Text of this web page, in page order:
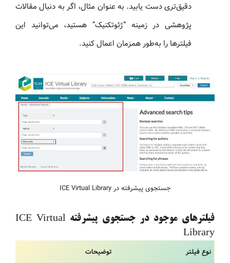
دقیق‌تری دست یابید. به عنوان مثال، اگر به دنبال مقالات
پژوهشی در زمینه “ژئوتکنیک” هستید، می‌توانید این
فیلترها را به‌طور همزمان اعمال کنید.
جستجوی پیشرفته در ICE Virtual Library
فیلترهای موجود در جستجوی پیشرفته ICE Virtual
Library
نوع فیلتر توضیحات